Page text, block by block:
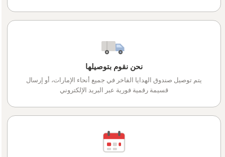
نحن نقوم بتوصيلها
يتم توصيل صندوق الهدايا الفاخر في جميع أنحاء الإمارات، أو إرسال
قسيمة رقمية فورية عبر البريد الإلكتروني